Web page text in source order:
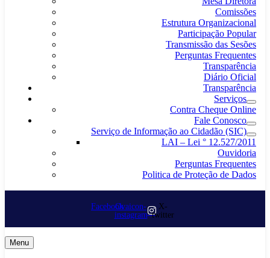
Comissões
Estrutura Organizacional
Participação Popular
Transmissão das Sesões
Perguntas Frequentes
Transparência
Diário Oficial
Transparência
Serviços
Contra Cheque Online
Fale Conosco
Serviço de Informação ao Cidadão (SIC)
LAI – Lei ° 12.527/2011
Ouvidoria
Perguntas Frequentes
Politica de Proteção de Dados
FacebookOvaicon-
instagram
X-
twitter
Menu